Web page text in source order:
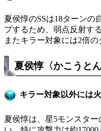
夏侯惇のSSは18ターンの
プするため、弱点反射す
またキラー対象には2倍
夏侯惇〈かこうと
キラー対象以外には
夏侯惇は、星5モンスタ